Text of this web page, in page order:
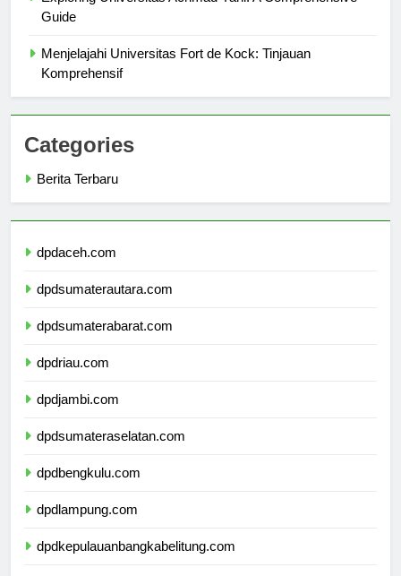
Exploring Universitas Achmad Yani: A Comprehensive
Menjelajahi Universitas Fort de Kock: Tinjauan
Categories